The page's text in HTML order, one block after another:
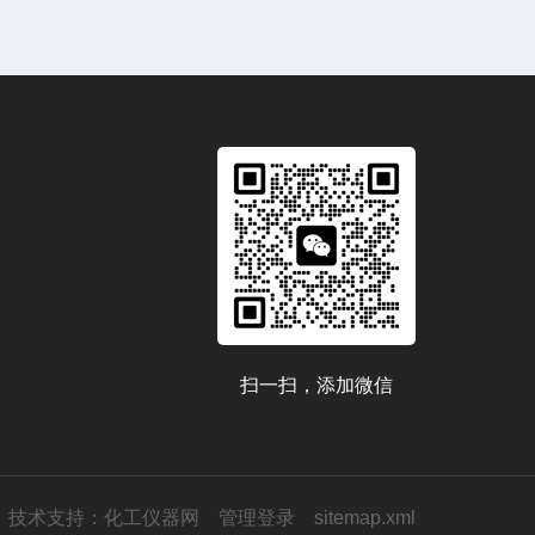
扫一扫，添加微信
技术支持： 化工仪器网 管理登录 sitemap.xml